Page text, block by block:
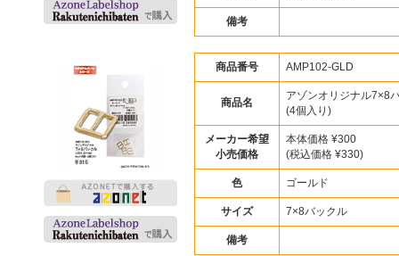
備考
商品番号 AMP102-GLD
商品名
アゾンオリジナル7×8
(4個入り)
メーカー希望
小売価格
本体価格 ¥300
(税込価格 ¥330)
色 ゴールド
サイズ 7×8バックル
備考